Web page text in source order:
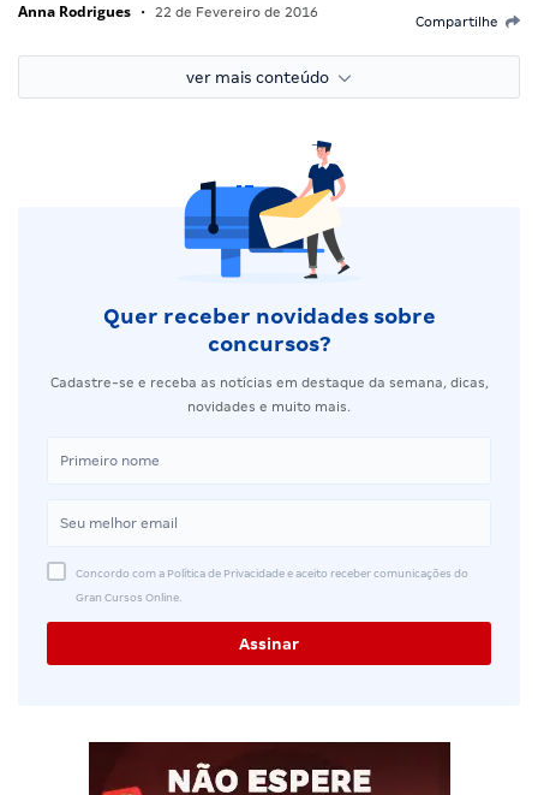
Anna Rodrigues • 22 de Fevereiro de 2016
Compartilhe
ver mais conteúdo
Quer receber novidades sobre
concursos?
Cadastre-se e receba as notícias em destaque da semana, dicas,
novidades e muito mais.
Concordo com a Política de Privacidade e aceito receber comunicações do
Gran Cursos Online.